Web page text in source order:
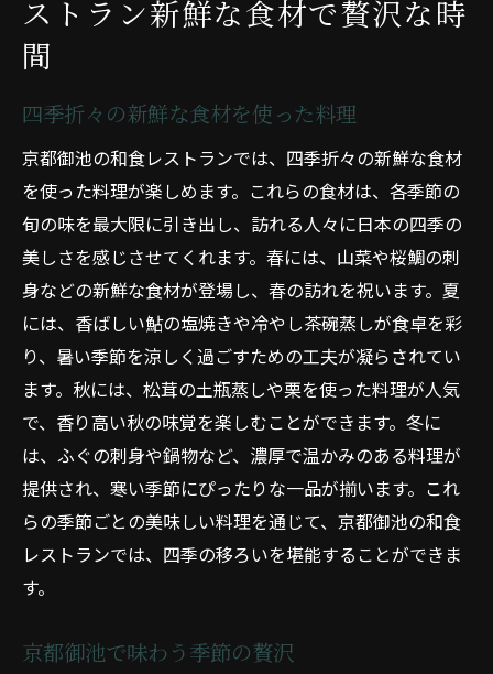
ストラン新鮮な食材で贅沢な時
間
四季折々の新鮮な食材を使った料理
京都御池の和食レストランでは、四季折々の新鮮な食材
を使った料理が楽しめます。これらの食材は、各季節の
旬の味を最大限に引き出し、訪れる人々に日本の四季の
美しさを感じさせてくれます。春には、山菜や桜鯛の刺
身などの新鮮な食材が登場し、春の訪れを祝います。夏
には、香ばしい鮎の塩焼きや冷やし茶碗蒸しが食卓を彩
り、暑い季節を涼しく過ごすための工夫が凝らされてい
ます。秋には、松茸の土瓶蒸しや栗を使った料理が人気
で、香り高い秋の味覚を楽しむことができます。冬に
は、ふぐの刺身や鍋物など、濃厚で温かみのある料理が
提供され、寒い季節にぴったりな一品が揃います。これ
らの季節ごとの美味しい料理を通じて、京都御池の和食
レストランでは、四季の移ろいを堪能することができま
す。
京都御池で味わう季節の贅沢